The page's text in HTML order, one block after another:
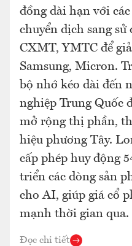
đồng dài hạn với
chuyển dịch sang
CXMT, YMTC để
Samsung, Micron.
bộ nhớ kéo dài đến
nghiệp Trung Quốc
mở rộng thị phần,
hiệu phương Tây.
cấp phép huy động
triển các dòng sản
cho AI, giúp giá cổ
mạnh thời gian qua.
Đọc chi tiết